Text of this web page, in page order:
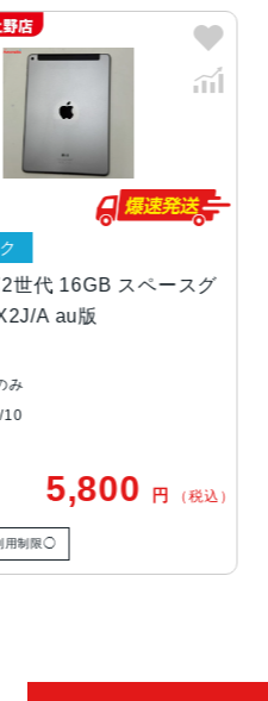
イズ
晶
9.7イ
i), 4:3
2GB
トレージ 16GB
キュア認証
売日
iPad Air 第2世代
レイ MGGX2J/A AU
100%